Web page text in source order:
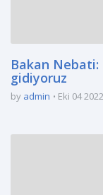
Bakan Nebati:
gidiyoruz
by admin Eki 04 2022